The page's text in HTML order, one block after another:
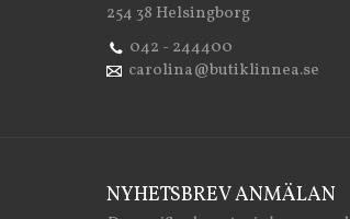
254 38 Helsingborg
042 - 244400
carolina@butiklinnea.se
NYHETSBREV ANMÄLAN